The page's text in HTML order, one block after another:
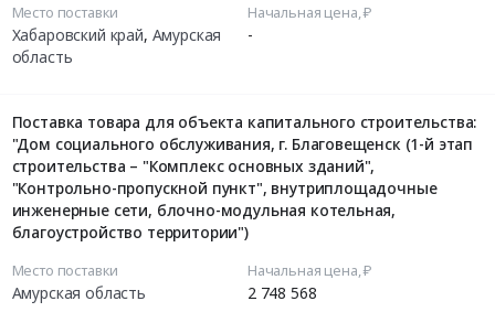
Место поставки
Хабаровский край, Амурская
область
Начальная цена, ₽
-
Поставка товара для объекта капитального строительства:
"Дом социального обслуживания, г. Благовещенск (1-й этап
строительства – "Комплекс основных зданий",
"Контрольно-пропускной пункт", внутриплощадочные
инженерные сети, блочно-модульная котельная,
благоустройство территории")
Место поставки
Амурская область
Начальная цена, ₽
2 748 568